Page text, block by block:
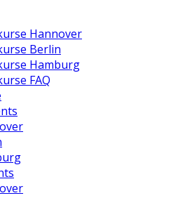
Hannover
Berlin
Hamburg
FAQ